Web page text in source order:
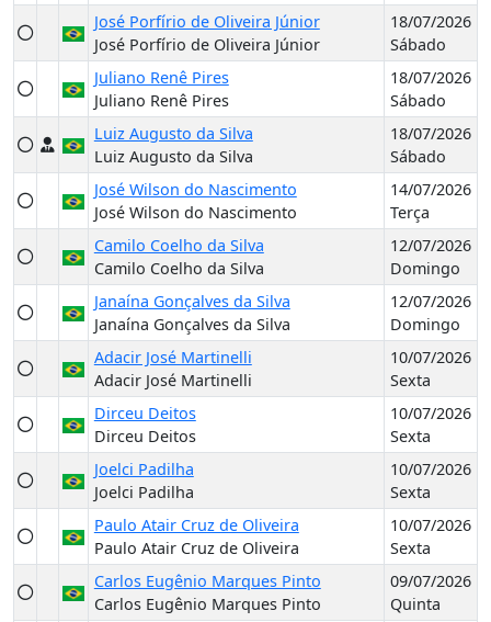
José Porfírio de Oliveira Júnior
José Porfírio de Oliveira Júnior
18/07/2026
Sábado
Juliano Renê Pires
Juliano Renê Pires
18/07/2026
Sábado
Luiz Augusto da Silva
Luiz Augusto da Silva
18/07/2026
Sábado
José Wilson do Nascimento
José Wilson do Nascimento
14/07/2026
Terça
Camilo Coelho da Silva
Camilo Coelho da Silva
12/07/2026
Domingo
Janaína Gonçalves da Silva
Janaína Gonçalves da Silva
12/07/2026
Domingo
Adacir José Martinelli
Adacir José Martinelli
10/07/2026
Sexta
Dirceu Deitos
Dirceu Deitos
10/07/2026
Sexta
Joelci Padilha
Joelci Padilha
10/07/2026
Sexta
Paulo Atair Cruz de Oliveira
Paulo Atair Cruz de Oliveira
10/07/2026
Sexta
Carlos Eugênio Marques Pinto
Carlos Eugênio Marques Pinto
09/07/2026
Quinta